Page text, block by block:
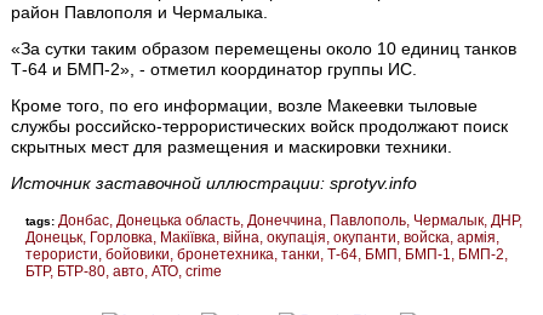
район Павлополя и Чермалыка.
«За сутки таким образом перемещены около 10 единиц танков
Т-64 и БМП-2», - отметил координатор группы ИС.
Кроме того, по его информации, возле Макеевки тыловые
службы российско-террористических войск продолжают поиск
скрытных мест для размещения и маскировки техники.
Источник заставочной иллюстрации: sprotyv.info
tags:Донбас Донецька область Донеччина Павлополь Чермалык ДНР
Донецьк Горловка Макіївка війна окупація окупанти войска армія
терористи бойовики бронетехника танки Т-64 БМП БМП-1
БМП-2
БТР БТР-80 авто АТО crime